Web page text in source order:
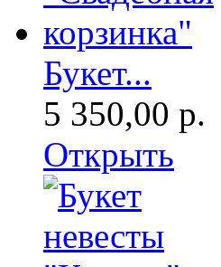
Букет...
5 350,00 р.
Открыть